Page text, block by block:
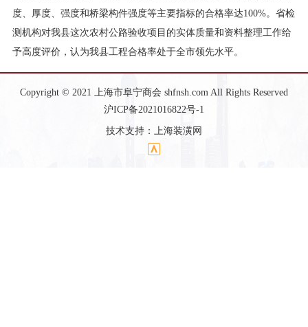
度、厚度、强度和桥梁构件强度等主要指标的合格率达100%。省检
测机构对我县这次农村公路验收项目的实体质量和资料整理工作给
予高度评价，认为我县工程合格率处于全市领先水平。
Copyright © 2021 上海市阜宁商会 shfnsh.com All Rights Reserved
沪ICP备2021016822号-1
技术支持： 上海装潢网